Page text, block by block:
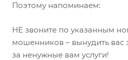
Поэтому напоминаем:
НЕ звоните по указанным
мошенников – вынудить вас
за ненужные вам услуги!